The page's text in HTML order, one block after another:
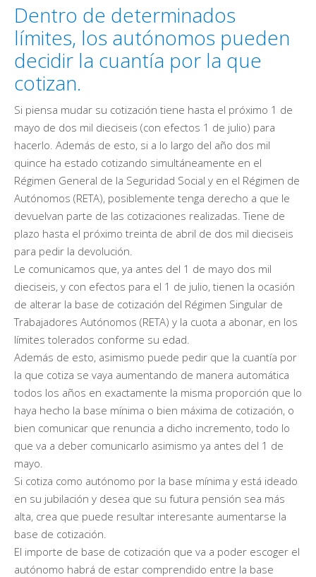
Dentro de determinados
límites, los autónomos pueden
decidir la cuantía por la que
cotizan.
Si piensa mudar su cotización tiene hasta el próximo 1 de
mayo de dos mil dieciseis (con efectos 1 de julio) para
hacerlo. Además de esto, si a lo largo del año dos mil
quince ha estado cotizando simultáneamente en el
Régimen General de la Seguridad Social y en el Régimen de
Autónomos (RETA), posiblemente tenga derecho a que le
devuelvan parte de las cotizaciones realizadas. Tiene de
plazo hasta el próximo treinta de abril de dos mil dieciseis
para pedir la devolución.
Le comunicamos que, ya antes del 1 de mayo dos mil
dieciseis, y con efectos para el 1 de julio, tienen la ocasión
de alterar la base de cotización del Régimen Singular de
Trabajadores Autónomos (RETA) y la cuota a abonar, en los
límites tolerados conforme su edad.
Además de esto, asimismo puede pedir que la cuantía por
la que cotiza se vaya aumentando de manera automática
todos los años en exactamente la misma proporción que lo
haya hecho la base mínima o bien máxima de cotización, o
bien comunicar que renuncia a dicho incremento, todo lo
que va a deber comunicarlo asimismo ya antes del 1 de
mayo.
Si cotiza como autónomo por la base mínima y está ideado
en su jubilación y desea que su futura pensión sea más
alta, crea que puede resultar interesante aumentarse la
base de cotización.
El importe de base de cotización que va a poder escoger el
autónomo habrá de estar comprendido entre la base